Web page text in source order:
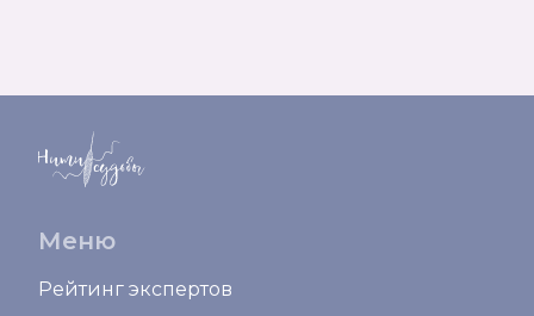
Меню
Рейтинг экспертов